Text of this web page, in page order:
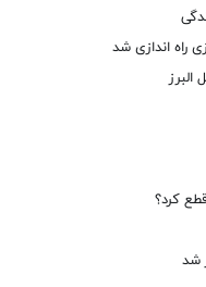
کرد؟
شد